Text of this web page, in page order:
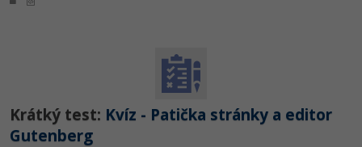
Krátký test: Kvíz - Patička stránky a editor
Gutenberg